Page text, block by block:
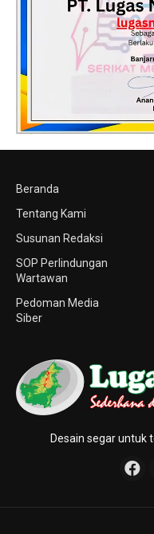
Beranda
Tentang Kami
Susunan Redaksi
SOP Perlindungan
Wartawan
Pedoman Media
Siber
Desain segar untuk